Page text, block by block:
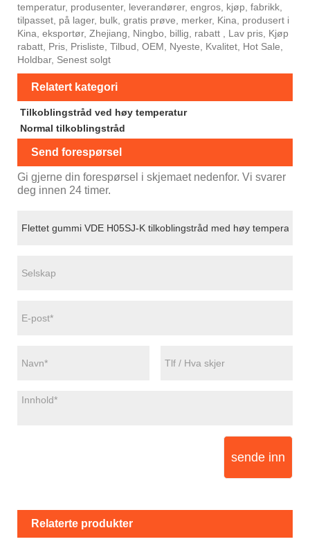
temperatur, produsenter, leverandører, engros, kjøp, fabrikk,
tilpasset, på lager, bulk, gratis prøve, merker, Kina, produsert i
Kina, eksportør, Zhejiang, Ningbo, billig, rabatt , Lav pris, Kjøp
rabatt, Pris, Prisliste, Tilbud, OEM, Nyeste, Kvalitet, Hot Sale,
Holdbar, Senest solgt
Relatert kategori
Tilkoblingstråd ved høy temperatur
Normal tilkoblingstråd
Send forespørsel
Gi gjerne din forespørsel i skjemaet nedenfor. Vi svarer
deg innen 24 timer.
sende inn
Relaterte produkter